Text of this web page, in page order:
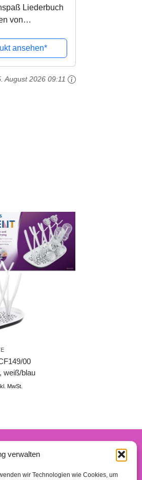
verwalten
wir Technologien wie Cookies, um
Liederbuch
von
ansehen*
August 2026 09:11
00
weiß/blau
MwSt.
Käufen.